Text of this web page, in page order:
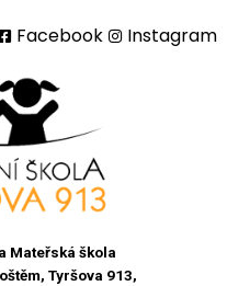
Facebook Instagram
Mateřská škola
Tyršova 913,